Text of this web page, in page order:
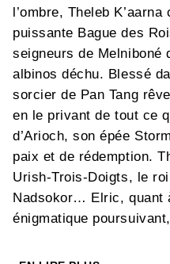
l’ombre, Theleb
puissante Bague des
seigneurs de Melniboné
albinos déchu. Blessé
sorcier de Pan Tang
en le privant de tout ce
d’Arioch, son épée
paix et de rédemption.
Urish-Trois-Doigts, le
Nadsokor… Elric, quant
énigmatique
melnibonéen. Rackhir